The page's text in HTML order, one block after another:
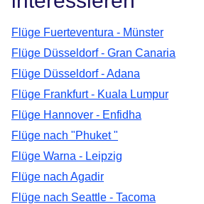
Flüge Fuerteventura - Münster
Flüge Düsseldorf - Gran Canaria
Flüge Düsseldorf - Adana
Flüge Frankfurt - Kuala Lumpur
Flüge Hannover - Enfidha
Flüge nach "Phuket "
Flüge Warna - Leipzig
Flüge nach Agadir
Flüge nach Seattle - Tacoma